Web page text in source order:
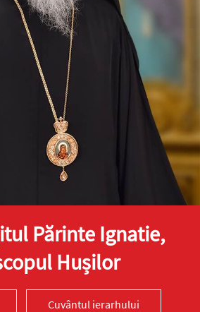
Părinte Ignatie,
Hușilor
Cuvântul ierarhului